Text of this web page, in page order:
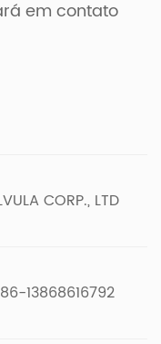
em contato
CORP., LTD
13868616792